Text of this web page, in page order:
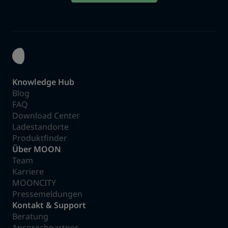
Knowledge Hub
Blog
FAQ
Download Center
Ladestandorte
Produktfinder
Über MOON
Team
Karriere
MOONCITY
Pressemeldungen
Kontakt & Support
Beratung